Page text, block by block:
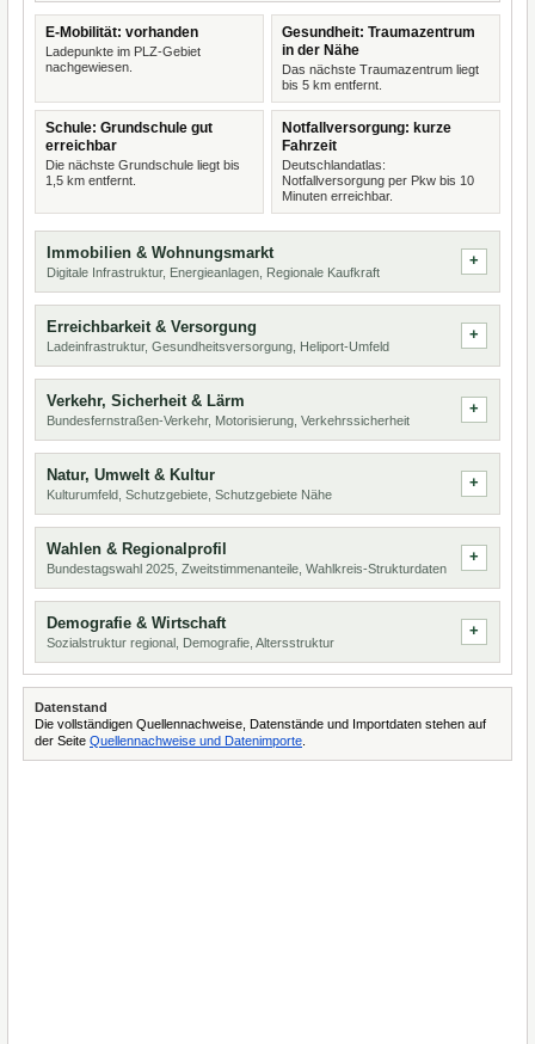
E-Mobilität: vorhanden
Ladepunkte im PLZ-Gebiet
nachgewiesen.
Gesundheit: Traumazentrum
in der Nähe
Das nächste Traumazentrum liegt
bis 5 km entfernt.
Schule: Grundschule gut
erreichbar
Die nächste Grundschule liegt bis
1,5 km entfernt.
Notfallversorgung: kurze
Fahrzeit
Deutschlandatlas:
Notfallversorgung per Pkw bis 10
Minuten erreichbar.
Immobilien & Wohnungsmarkt
Digitale Infrastruktur, Energieanlagen, Regionale Kaufkraft
Erreichbarkeit & Versorgung
Ladeinfrastruktur, Gesundheitsversorgung, Heliport-Umfeld
Verkehr, Sicherheit & Lärm
Bundesfernstraßen-Verkehr, Motorisierung, Verkehrssicherheit
Natur, Umwelt & Kultur
Kulturumfeld, Schutzgebiete, Schutzgebiete Nähe
Wahlen & Regionalprofil
Bundestagswahl 2025, Zweitstimmenanteile, Wahlkreis-Strukturdaten
Demografie & Wirtschaft
Sozialstruktur regional, Demografie, Altersstruktur
Datenstand
Die vollständigen Quellennachweise, Datenstände und Importdaten stehen auf
der Seite Quellennachweise und Datenimporte